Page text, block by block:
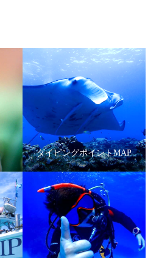
ダイビングポイントMAP